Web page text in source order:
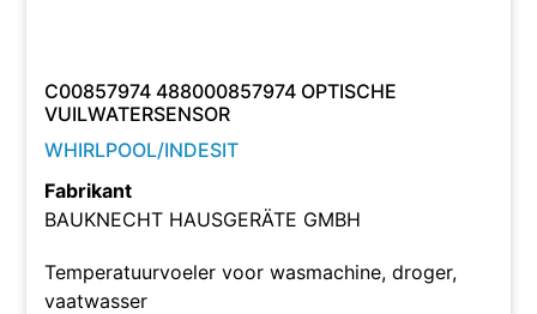
C00857974 488000857974 OPTISCHE
VUILWATERSENSOR
WHIRLPOOL/INDESIT
Fabrikant
BAUKNECHT HAUSGERÄTE GMBH
Temperatuurvoeler voor wasmachine, droger,
vaatwasser